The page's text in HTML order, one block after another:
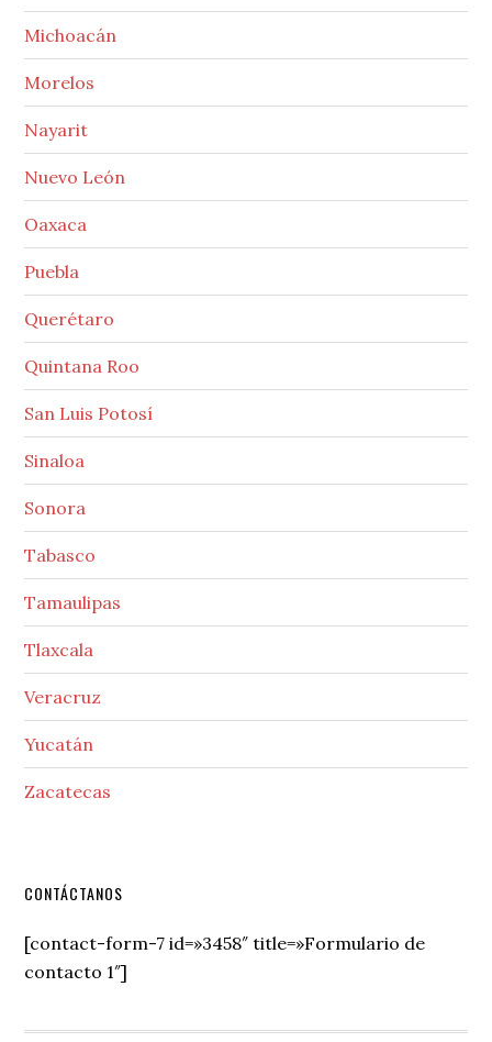
Michoacán
Morelos
Nayarit
Nuevo León
Oaxaca
Puebla
Querétaro
Quintana Roo
San Luis Potosí
Sinaloa
Sonora
Tabasco
Tamaulipas
Tlaxcala
Veracruz
Yucatán
Zacatecas
Secondary
Sidebar
CONTÁCTANOS
[contact-form-7 id=»3458″ title=»Formulario de
contacto 1″]